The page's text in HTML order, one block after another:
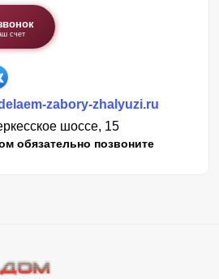
счет
zabory-zhalyuzi.ru
шоссе, 15
обязательно позвоните